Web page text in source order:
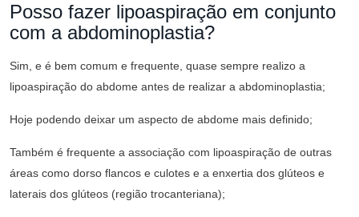
Posso fazer lipoaspiração em conjunto
com a abdominoplastia?
Sim, e é bem comum e frequente, quase sempre realizo a
lipoaspiração do abdome antes de realizar a abdominoplastia;
Hoje podendo deixar um aspecto de abdome mais definido;
Também é frequente a associação com lipoaspiração de outras
áreas como dorso flancos e culotes e a enxertia dos glúteos e
laterais dos glúteos (região trocanteriana);